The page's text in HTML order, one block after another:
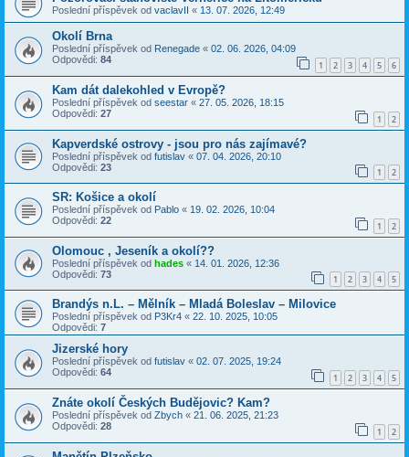
Poslední příspěvek od vaclavII « 13. 07. 2026, 12:49
Okolí Brna
Poslední příspěvek od Renegade « 02. 06. 2026, 04:09
Odpovědi: 84 1 2 3 4 5 6
Kam dát dalekohled v Evropě?
Poslední příspěvek od seestar « 27. 05. 2026, 18:15
Odpovědi: 27 1 2
Kapverdské ostrovy - jsou pro nás zajímavé?
Poslední příspěvek od futislav « 07. 04. 2026, 20:10
Odpovědi: 23 1 2
SR: Košice a okolí
Poslední příspěvek od Pablo « 19. 02. 2026, 10:04
Odpovědi: 22 1 2
Olomouc , Jeseník a okolí??
Poslední příspěvek od hades « 14. 01. 2026, 12:36
Odpovědi: 73 1 2 3 4 5
Brandýs n.L. – Mělník – Mladá Boleslav – Milovice
Poslední příspěvek od P3Kr4 « 22. 10. 2025, 10:05
Odpovědi: 7
Jizerské hory
Poslední příspěvek od futislav « 02. 07. 2025, 19:24
Odpovědi: 64 1 2 3 4 5
Znáte okolí Českých Budějovic? Kam?
Poslední příspěvek od Zbych « 21. 06. 2025, 21:23
Odpovědi: 28 1 2